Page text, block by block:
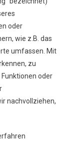
oder
wie z.B. das
umfassen. Mit
zu
oder
nachvollziehen,